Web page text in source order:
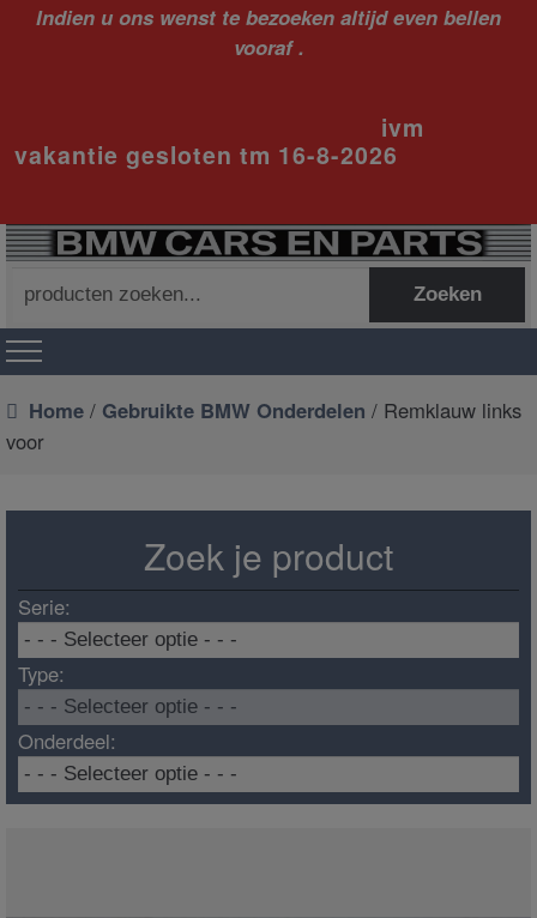
Indien u ons wenst te bezoeken altijd even bellen
vooraf .
ivm
vakantie gesloten tm 16-8-2026
naar:
Zoeken
Home / Gebruikte BMW Onderdelen / Remklauw links
voor
Zoek je product
Serie:
Type:
Onderdeel: